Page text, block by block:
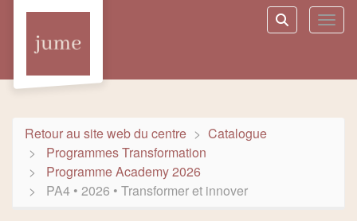
Aller au menu principal
Aller au contenu principal
Personnaliser l'interface
Rechercher
Retour au site web du centre
Catalogue
Programmes Transformation
Programme Academy 2026
PA4 • 2026 • Transformer et innover